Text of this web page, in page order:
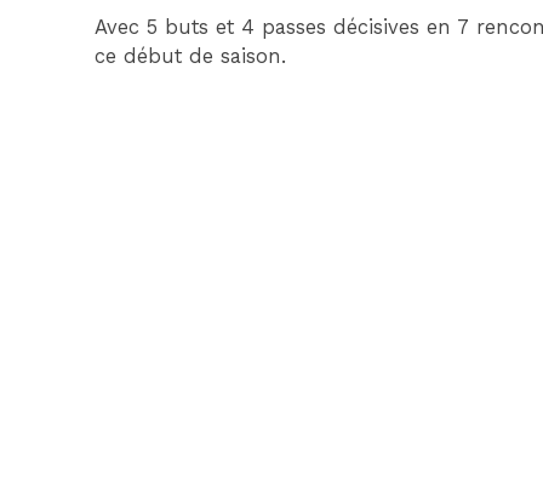
Avec 5 buts et 4 passes décisives en 7
ce début de saison.